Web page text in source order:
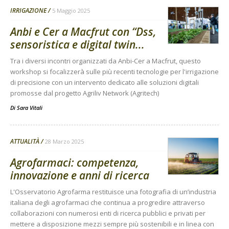
IRRIGAZIONE 5 Maggio 2025
Anbi e Cer a Macfrut con “Dss,
sensoristica e digital twin...
Tra i diversi incontri organizzati da Anbi-Cer a Macfrut, questo
workshop si focalizzerà sulle più recenti tecnologie per l'irrigazione
di precisione con un intervento dedicato alle soluzioni digitali
promosse dal progetto Agriliv Network (Agritech)
Di Sara Vitali
ATTUALITÀ 28 Marzo 2025
Agrofarmaci: competenza,
innovazione e anni di ricerca
L'Osservatorio Agrofarma restituisce una fotografia di un’industria
italiana degli agrofarmaci che continua a progredire attraverso
collaborazioni con numerosi enti di ricerca pubblici e privati per
mettere a disposizione mezzi sempre più sostenibili e in linea con